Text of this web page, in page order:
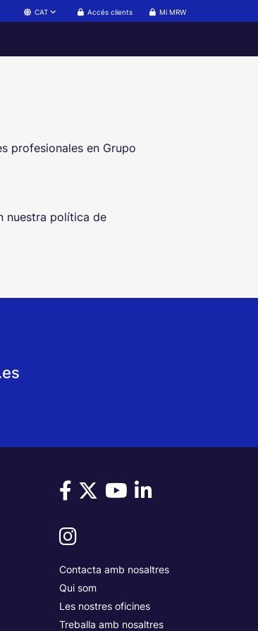
CAT Accés clients Mi MRW
profesionales en Grupo
nuestra política de
Contacta amb nosaltres
Qui som
Les nostres oficines
Treballa amb nosaltres